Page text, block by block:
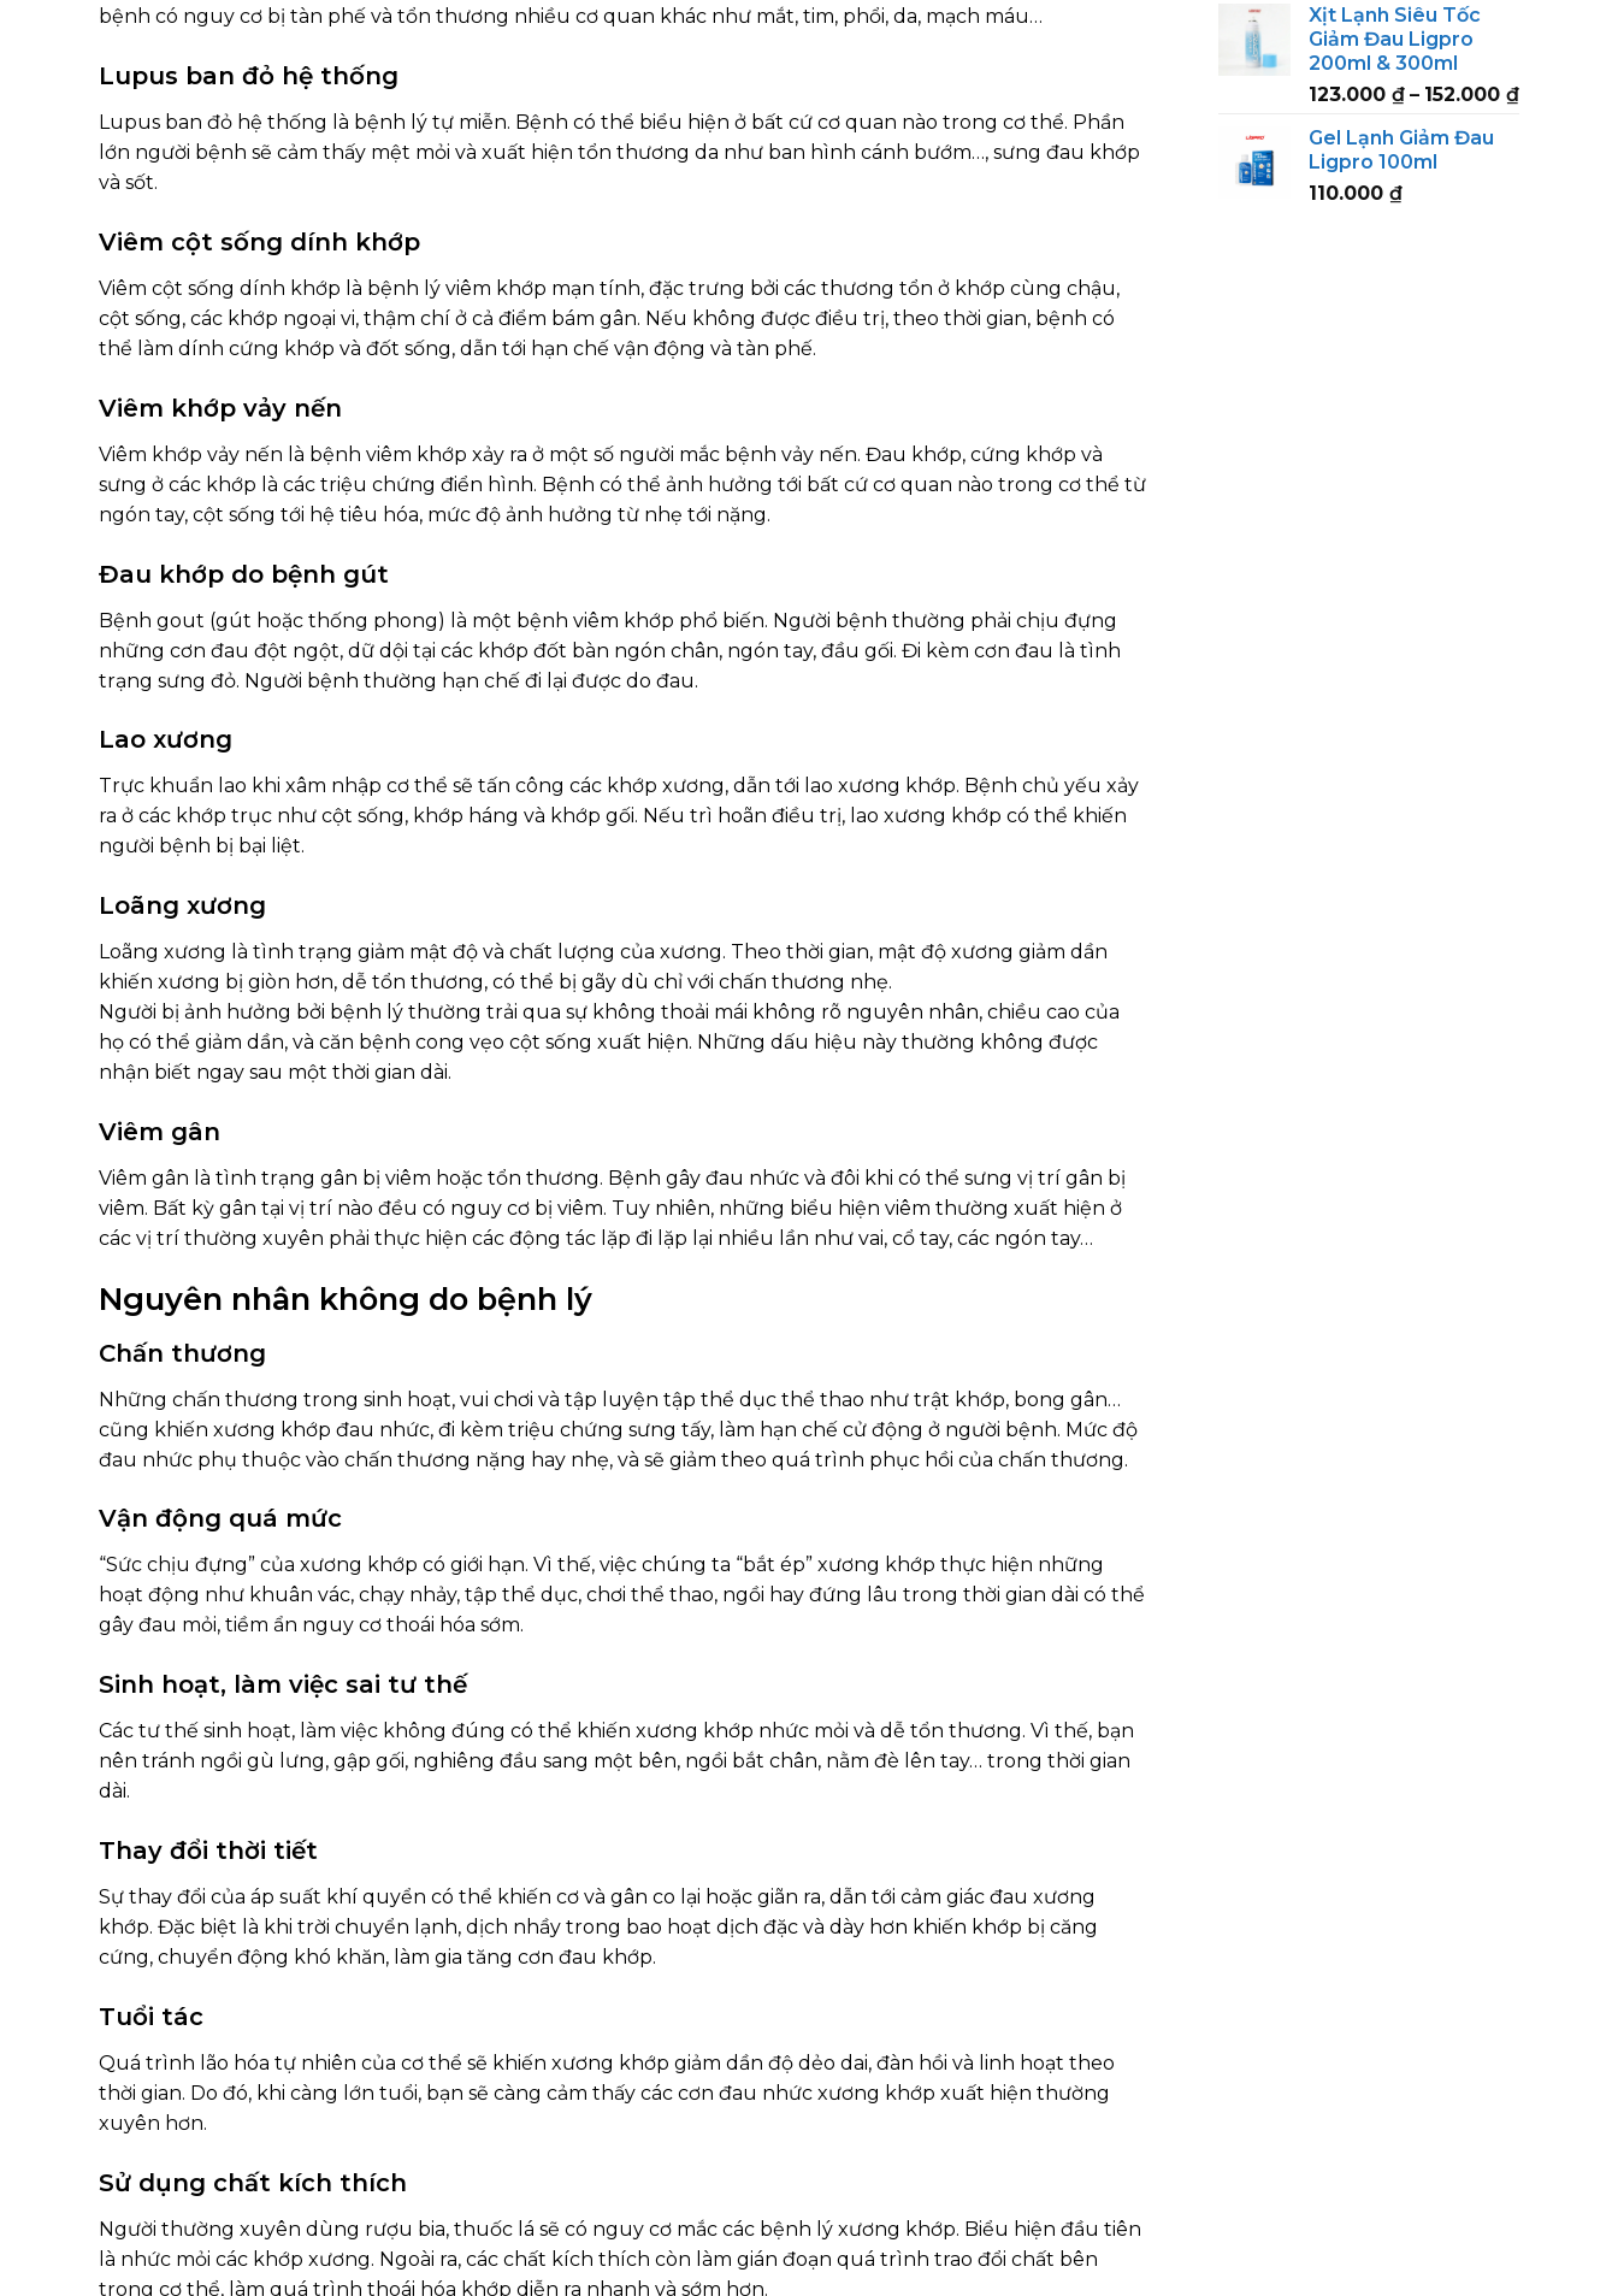
bệnh có nguy cơ bị tàn phế và tổn thương nhiều cơ quan khác như mắt, tim, phổi, da, mạch máu…
Lupus ban đỏ hệ thống
Lupus ban đỏ hệ thống là bệnh lý tự miễn. Bệnh có thể biểu hiện ở bất cứ cơ quan nào trong cơ thể. Phần
lớn người bệnh sẽ cảm thấy mệt mỏi và xuất hiện tổn thương da như ban hình cánh bướm…, sưng đau khớp
và sốt.
Viêm cột sống dính khớp
Viêm cột sống dính khớp là bệnh lý viêm khớp mạn tính, đặc trưng bởi các thương tổn ở khớp cùng chậu,
cột sống, các khớp ngoại vi, thậm chí ở cả điểm bám gân. Nếu không được điều trị, theo thời gian, bệnh có
thể làm dính cứng khớp và đốt sống, dẫn tới hạn chế vận động và tàn phế.
Viêm khớp vảy nến
Viêm khớp vảy nến là bệnh viêm khớp xảy ra ở một số người mắc bệnh vảy nến. Đau khớp, cứng khớp và
sưng ở các khớp là các triệu chứng điển hình. Bệnh có thể ảnh hưởng tới bất cứ cơ quan nào trong cơ thể từ
ngón tay, cột sống tới hệ tiêu hóa, mức độ ảnh hưởng từ nhẹ tới nặng.
Đau khớp do bệnh gút
Bệnh gout (gút hoặc thống phong) là một bệnh viêm khớp phổ biến. Người bệnh thường phải chịu đựng
những cơn đau đột ngột, dữ dội tại các khớp đốt bàn ngón chân, ngón tay, đầu gối. Đi kèm cơn đau là tình
trạng sưng đỏ. Người bệnh thường hạn chế đi lại được do đau.
Lao xương
Trực khuẩn lao khi xâm nhập cơ thể sẽ tấn công các khớp xương, dẫn tới lao xương khớp. Bệnh chủ yếu xảy
ra ở các khớp trục như cột sống, khớp háng và khớp gối. Nếu trì hoãn điều trị, lao xương khớp có thể khiến
người bệnh bị bại liệt.
Loãng xương
Loãng xương là tình trạng giảm mật độ và chất lượng của xương. Theo thời gian, mật độ xương giảm dần
khiến xương bị giòn hơn, dễ tổn thương, có thể bị gãy dù chỉ với chấn thương nhẹ.
Người bị ảnh hưởng bởi bệnh lý thường trải qua sự không thoải mái không rõ nguyên nhân, chiều cao của
họ có thể giảm dần, và căn bệnh cong vẹo cột sống xuất hiện. Những dấu hiệu này thường không được
nhận biết ngay sau một thời gian dài.
Viêm gân
Viêm gân là tình trạng gân bị viêm hoặc tổn thương. Bệnh gây đau nhức và đôi khi có thể sưng vị trí gân bị
viêm. Bất kỳ gân tại vị trí nào đều có nguy cơ bị viêm. Tuy nhiên, những biểu hiện viêm thường xuất hiện ở
các vị trí thường xuyên phải thực hiện các động tác lặp đi lặp lại nhiều lần như vai, cổ tay, các ngón tay…
Nguyên nhân không do bệnh lý
Chấn thương
Những chấn thương trong sinh hoạt, vui chơi và tập luyện tập thể dục thể thao như trật khớp, bong gân…
cũng khiến xương khớp đau nhức, đi kèm triệu chứng sưng tấy, làm hạn chế cử động ở người bệnh. Mức độ
đau nhức phụ thuộc vào chấn thương nặng hay nhẹ, và sẽ giảm theo quá trình phục hồi của chấn thương.
Vận động quá mức
“Sức chịu đựng” của xương khớp có giới hạn. Vì thế, việc chúng ta “bắt ép” xương khớp thực hiện những
hoạt động như khuân vác, chạy nhảy, tập thể dục, chơi thể thao, ngồi hay đứng lâu trong thời gian dài có thể
gây đau mỏi, tiềm ẩn nguy cơ thoái hóa sớm.
Sinh hoạt, làm việc sai tư thế
Các tư thế sinh hoạt, làm việc không đúng có thể khiến xương khớp nhức mỏi và dễ tổn thương. Vì thế, bạn
nên tránh ngồi gù lưng, gập gối, nghiêng đầu sang một bên, ngồi bắt chân, nằm đè lên tay… trong thời gian
dài.
Thay đổi thời tiết
Sự thay đổi của áp suất khí quyển có thể khiến cơ và gân co lại hoặc giãn ra, dẫn tới cảm giác đau xương
khớp. Đặc biệt là khi trời chuyển lạnh, dịch nhầy trong bao hoạt dịch đặc và dày hơn khiến khớp bị căng
cứng, chuyển động khó khăn, làm gia tăng cơn đau khớp.
Tuổi tác
Quá trình lão hóa tự nhiên của cơ thể sẽ khiến xương khớp giảm dần độ dẻo dai, đàn hồi và linh hoạt theo
thời gian. Do đó, khi càng lớn tuổi, bạn sẽ càng cảm thấy các cơn đau nhức xương khớp xuất hiện thường
xuyên hơn.
Sử dụng chất kích thích
Người thường xuyên dùng rượu bia, thuốc lá sẽ có nguy cơ mắc các bệnh lý xương khớp. Biểu hiện đầu tiên
là nhức mỏi các khớp xương. Ngoài ra, các chất kích thích còn làm gián đoạn quá trình trao đổi chất bên
trong cơ thể, làm quá trình thoái hóa khớp diễn ra nhanh và sớm hơn.
Xịt Lạnh Siêu Tốc
Giảm Đau Ligpro
200ml & 300ml
123.000 ₫ – 152.000 ₫Price
Gel Lạnh Giảm Đau
Ligpro 100ml
110.000 ₫